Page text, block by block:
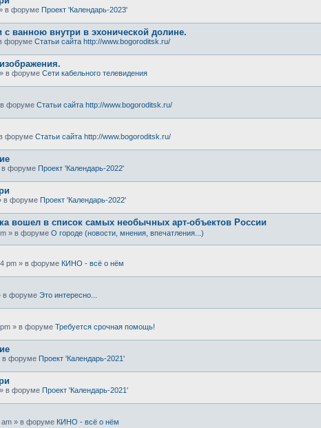
в форуме Проект 'Календарь-2023'
ванною внутри в эхонической долине.
форуме Статьи сайта http://www.bogoroditsk.ru/
в форуме Сети кабельного телевидения
в форуме Статьи сайта http://www.bogoroditsk.ru/
форуме Статьи сайта http://www.bogoroditsk.ru/
в форуме Проект 'Календарь-2022'
в форуме Проект 'Календарь-2022'
вошел в список самых необычных арт-объектов России
» в форуме О городе (новости, мнения, впечатления...)
pm » в форуме КИНО - всё о нём
в форуме Это интересно...
» в форуме Требуется срочная помощь!
в форуме Проект 'Календарь-2021'
в форуме Проект 'Календарь-2021'
am » в форуме КИНО - всё о нём